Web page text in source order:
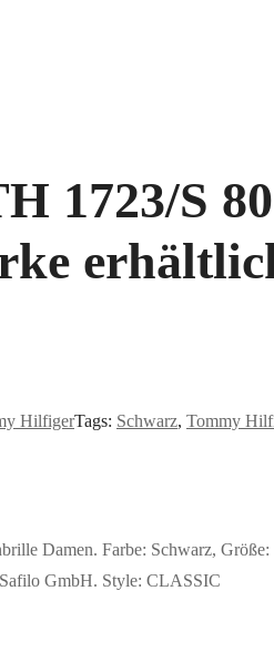
1723/S
HilfigerTags: Schwarz, Tommy
Damen. Farbe: Schwarz,
GmbH. Style: CLASSIC